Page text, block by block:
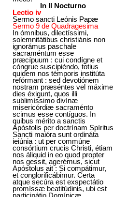
In II Nocturno
Lectio iv
Sermo sancti Leónis Papæ
Sermo 9 de Quadragesima
In ómnibus, dilectíssimi,
solemnitátibus christiánis non
ignorámus paschale
sacraméntum esse
præcípuum : cui condígne et
cóngrue suscipiéndo, totius
quidem nos témporis institúta
refórmant : sed devotiónem
nostram præséntes vel máxime
dies éxigunt, quos illi
sublimíssimo divínæ
misericórdiæ sacraménto
scimus esse contíguos. In
quibus mérito a sanctis
Apóstolis per doctrínam Spíritus
Sancti maióra sunt ordináta
ieiúnia : ut per commúne
consórtium crucis Christi, étiam
nos áliquid in eo quod propter
nos gessit, agerémus, sicut
Apóstolus ait : Si compátimur,
et conglorificábimur. Certa
atque secúra est exspectátio
promíssæ beatitúdinis, ubi est
participátio Domínicæ